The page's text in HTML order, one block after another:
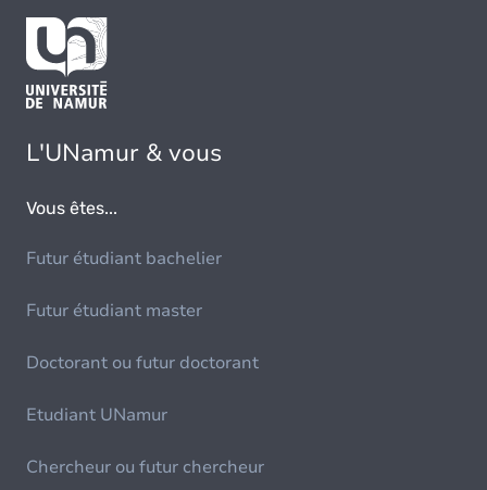
L'UNamur & vous
Vous êtes...
Futur étudiant bachelier
Futur étudiant master
Doctorant ou futur doctorant
Etudiant UNamur
Chercheur ou futur chercheur